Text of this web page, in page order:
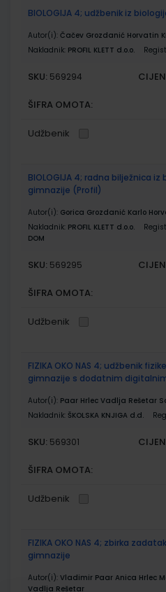
BIOLOGIJA 4; udžbenik iz
Autor(i): Čačev Grozdanić Horvatin
Nakladnik: PROFIL KLETT d.o.o.
SKU: 569294
ŠIFRA OMOTA:
Udžbenik
BIOLOGIJA 4; radna bilježnica
gimnazije (Profil)
Autor(i): Gorica Grozdanić Karlo
Nakladnik: PROFIL KLETT d.o.o.
DOM
SKU: 569295
ŠIFRA OMOTA:
Udžbenik
FIZIKA OKO NAS 4; udžbenik
gimnazije s dodatnim
Autor(i): Paar Hrlec Vadlja Rešetar
Nakladnik: ŠKOLSKA KNJIGA d.d.
SKU: 569301
ŠIFRA OMOTA:
Udžbenik
FIZIKA OKO NAS 4; zbirka
gimnazije
Autor(i): Vladimir Paar Anica Hrlec
Vadlja Rešetar